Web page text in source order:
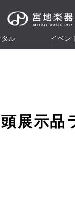
タル イベン
展示品